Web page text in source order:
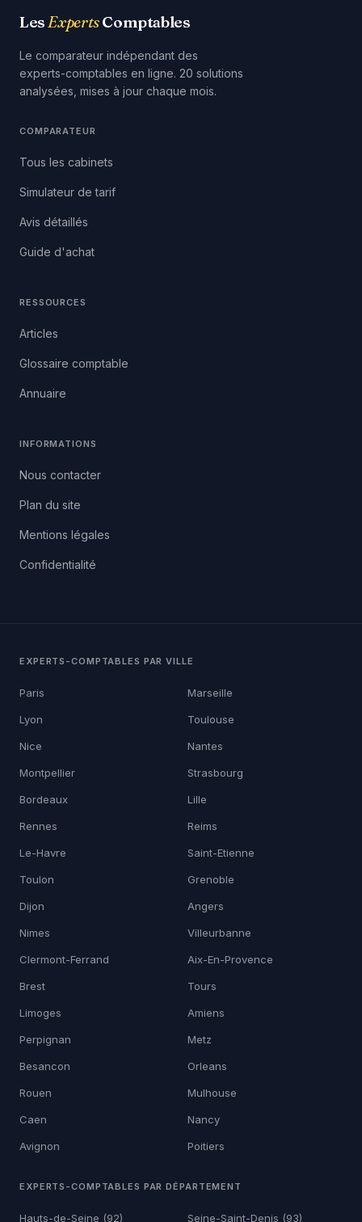
LesExpertsComptables
Le comparateur indépendant des
experts-comptables en ligne. 20 solutions
analysées, mises à jour chaque mois.
COMPARATEUR
Tous les cabinets
Simulateur de tarif
Avis détaillés
Guide d'achat
RESSOURCES
Articles
Glossaire comptable
Annuaire
INFORMATIONS
Nous contacter
Plan du site
Mentions légales
Confidentialité
EXPERTS-COMPTABLES PAR VILLE
Paris Marseille
Lyon Toulouse
Nice Nantes
Montpellier Strasbourg
Bordeaux Lille
Rennes Reims
Le-Havre Saint-Etienne
Toulon Grenoble
Dijon Angers
Nimes Villeurbanne
Clermont-Ferrand Aix-En-Provence
Brest Tours
Limoges Amiens
Perpignan Metz
Besancon Orleans
Rouen Mulhouse
Caen Nancy
Avignon Poitiers
EXPERTS-COMPTABLES PAR DÉPARTEMENT
Hauts-de-Seine (92) Seine-Saint-Denis (93)